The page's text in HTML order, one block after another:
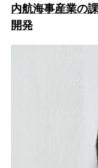
内航海事産業の
開発